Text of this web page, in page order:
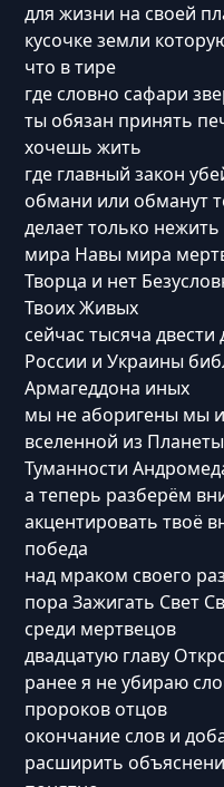
для жизни на своей
кусочке земли
что в тире
где словно сафари
ты обязан принять
хочешь жить
где главный закон
обмани или обманут
делает только нежить
мира Навы мира
Творца и нет
Твоих Живых
сейчас тысяча
России и Украины
Армагеддона иных
мы не аборигены мы
вселенной из
Туманности
а теперь разберём
акцентировать твоё
победа
над мраком своего
пора Зажигать Свет
среди мертвецов
двадцатую главу
ранее я не убираю
пророков отцов
окончание слов и
расширить